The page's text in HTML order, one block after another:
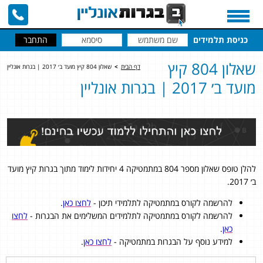
כניסת תלמידים
דף הבית > שאלון 804 קיץ מועד ב׳ 2017 | בגרות אונליין
שאלון 804 קיץ
מועד ב׳ 2017 | בגרות אונליין
להלן טופס שאלון מספר 804 במתמטיקה 4 יחידות לימוד מתוך בגרות קיץ מועד
ב׳ 2017.
להרשמה לקורס במתמטיקה לתלמידי תיכון - לחצו כאן.
להרשמה לקורס במתמטיקה לתלמידים המשלימים את הבגרות - לחצו
כאן.
למידע נוסף על הבגרות במתמטיקה - לחצו כאן.